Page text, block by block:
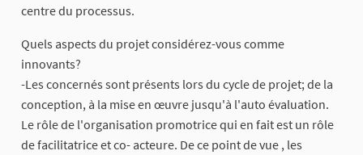
centre du processus.
Quels aspects du projet considérez-vous comme
innovants?
-Les concernés sont présents lors du cycle de projet; de la
conception, à la mise en œuvre jusqu'à l'auto évaluation.
Le rôle de l'organisation promotrice qui en fait est un rôle
de facilitatrice et co- acteure. De ce point de vue , les